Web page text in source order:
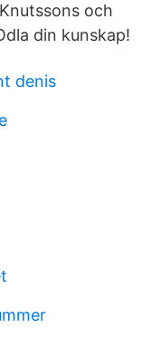
och
din kunskap!
denis